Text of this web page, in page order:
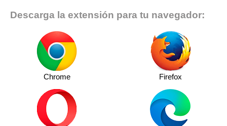
Descarga la extensión para tu navegador:
Chrome Firefox